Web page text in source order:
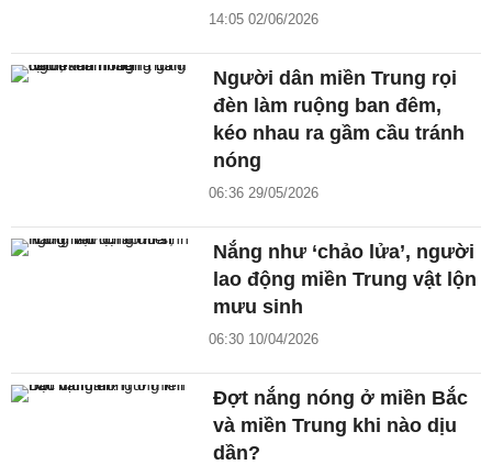
14:05 02/06/2026
Người dân miền Trung rọi
đèn làm ruộng ban đêm,
kéo nhau ra gầm cầu tránh
nóng
06:36 29/05/2026
Nắng như ‘chảo lửa’, người
lao động miền Trung vật lộn
mưu sinh
06:30 10/04/2026
Đợt nắng nóng ở miền Bắc
và miền Trung khi nào dịu
dần?